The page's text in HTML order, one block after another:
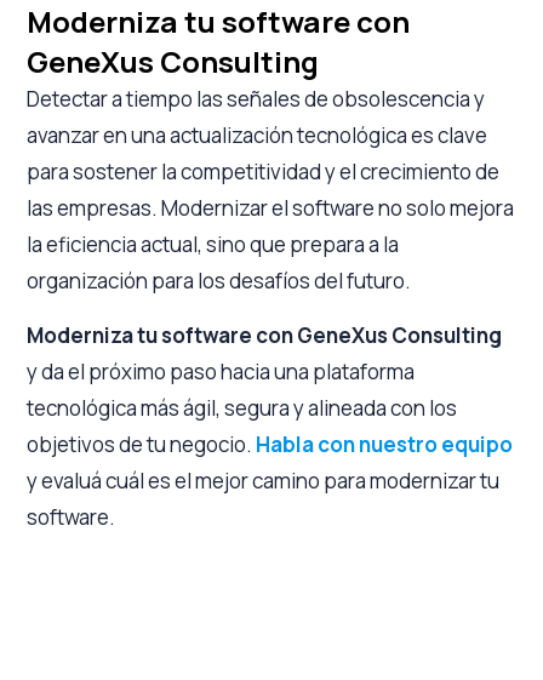
Moderniza tu software con
GeneXus Consulting
Detectar a tiempo las señales de obsolescencia y
avanzar en una actualización tecnológica es clave
para sostener la competitividad y el crecimiento de
las empresas. Modernizar el software no solo mejora
la eficiencia actual, sino que prepara a la
organización para los desafíos del futuro.
Moderniza tu software con GeneXus Consulting
y da el próximo paso hacia una plataforma
tecnológica más ágil, segura y alineada con los
objetivos de tu negocio. Habla con nuestro equipo
y evaluá cuál es el mejor camino para modernizar tu
software.